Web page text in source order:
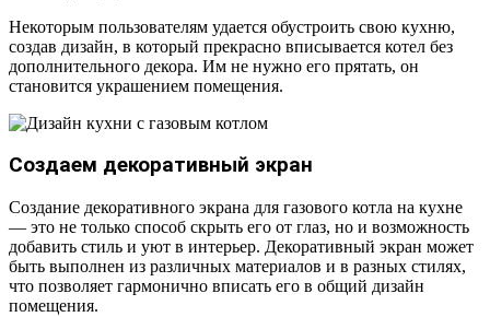
Некоторым пользователям удается обустроить свою кухню,
создав дизайн, в который прекрасно вписывается котел без
дополнительного декора. Им не нужно его прятать, он
становится украшением помещения.
Создаем декоративный экран
Создание декоративного экрана для газового котла на кухне
— это не только способ скрыть его от глаз, но и возможность
добавить стиль и уют в интерьер. Декоративный экран может
быть выполнен из различных материалов и в разных стилях,
что позволяет гармонично вписать его в общий дизайн
помещения.